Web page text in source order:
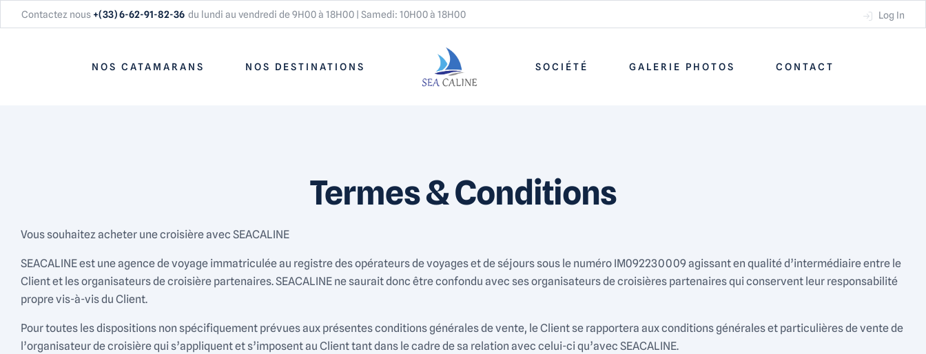
Contactez nous +(33) 6-62-91-82-36 du lundi au vendredi de 9H00 à 18H00 | Samedi: 10H00 à 18H00 Log In
NOS CATAMARANS NOS DESTINATIONS SOCIÉTÉ GALERIE PHOTOS CONTACT
Termes & Conditions
Vous souhaitez acheter une croisière avec SEACALINE
SEACALINE est une agence de voyage immatriculée au registre des opérateurs de voyages et de séjours sous le numéro IM092230009 agissant en qualité d’intermédiaire entre le
Client et les organisateurs de croisière partenaires. SEACALINE ne saurait donc être confondu avec ses organisateurs de croisières partenaires qui conservent leur responsabilité
propre vis-à-vis du Client.
Pour toutes les dispositions non spécifiquement prévues aux présentes conditions générales de vente, le Client se rapportera aux conditions générales et particulières de vente de
l’organisateur de croisière qui s’appliquent et s’imposent au Client tant dans le cadre de sa relation avec celui-ci qu’avec SEACALINE.